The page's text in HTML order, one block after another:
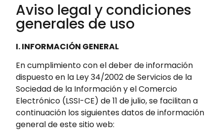
Aviso legal y condiciones
generales de uso
I. INFORMACIÓN GENERAL
En cumplimiento con el deber de información
dispuesto en la Ley 34/2002 de Servicios de la
Sociedad de la Información y el Comercio
Electrónico (LSSI-CE) de 11 de julio, se facilitan a
continuación los siguientes datos de información
general de este sitio web: